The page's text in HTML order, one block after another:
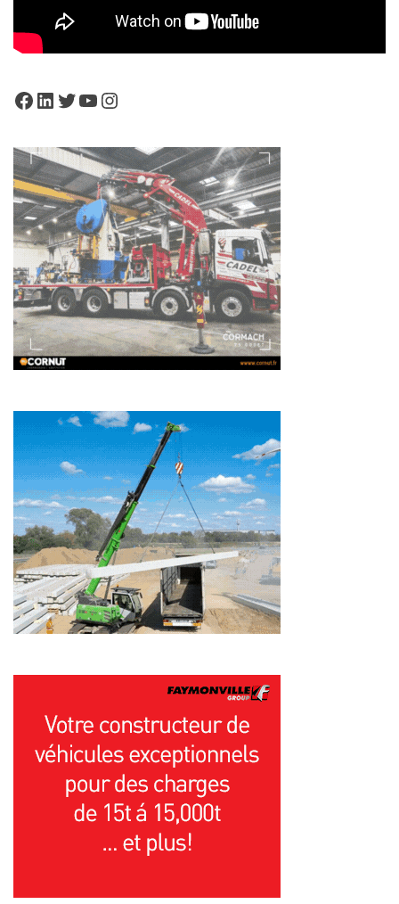
Facebook
LinkedIn
Twitter
YouTube
Instagram